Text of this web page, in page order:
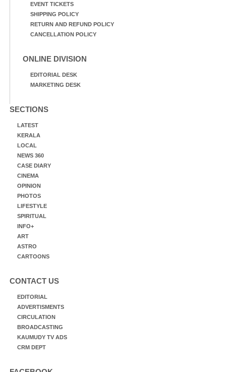
EVENT TICKETS
SHIPPING POLICY
RETURN AND REFUND POLICY
CANCELLATION POLICY
ONLINE DIVISION
EDITORIAL DESK
MARKETING DESK
SECTIONS
LATEST
KERALA
LOCAL
NEWS 360
CASE DIARY
CINEMA
OPINION
PHOTOS
LIFESTYLE
SPIRITUAL
INFO+
ART
ASTRO
CARTOONS
CONTACT US
EDITORIAL
ADVERTISMENTS
CIRCULATION
BROADCASTING
KAUMUDY TV ADS
CRM DEPT